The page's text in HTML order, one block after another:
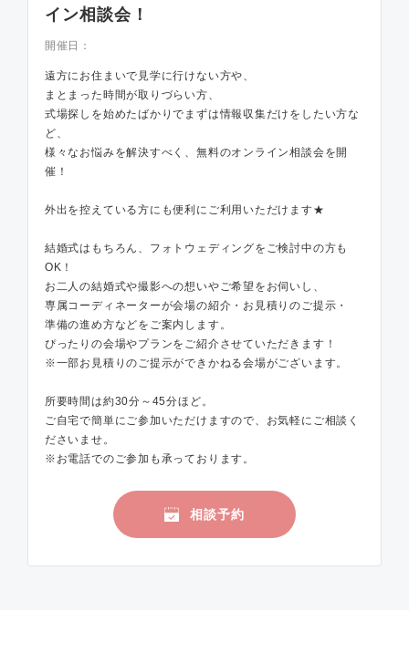
イン相談会！
開催日：
遠方にお住まいで見学に行けない方や、
まとまった時間が取りづらい方、
式場探しを始めたばかりでまずは情報収集だけをしたい方な
ど、
様々なお悩みを解決すべく、無料のオンライン相談会を開
催！
外出を控えている方にも便利にご利用いただけます★
結婚式はもちろん、フォトウェディングをご検討中の方も
OK！
お二人の結婚式や撮影への想いやご希望をお伺いし、
専属コーディネーターが会場の紹介・お見積りのご提示・
準備の進め方などをご案内します。
ぴったりの会場やプランをご紹介させていただきます！
※一部お見積りのご提示ができかねる会場がございます。
所要時間は約30分～45分ほど。
ご自宅で簡単にご参加いただけますので、お気軽にご相談く
ださいませ。
※お電話でのご参加も承っております。
相談予約